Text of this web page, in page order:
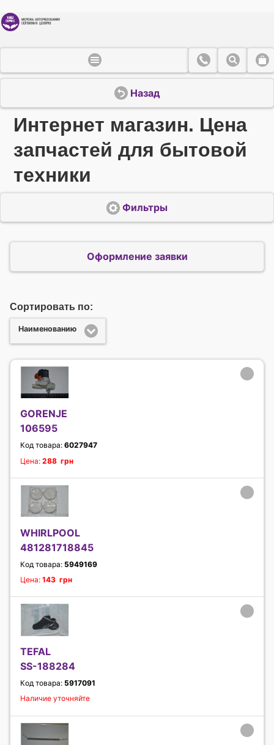
Назад
Интернет магазин. Цена
запчастей для бытовой
техники
Фильтры
Оформление заявки
Сортировать по:
Наименованию
GORENJE
106595
Код товара: 6027947
Цена: 288 грн
WHIRLPOOL
481281718845
Код товара: 5949169
Цена: 143 грн
TEFAL
SS-188284
Код товара: 5917091
Наличие уточняйте